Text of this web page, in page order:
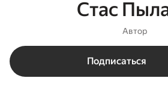
Стас
Автор
Подписаться